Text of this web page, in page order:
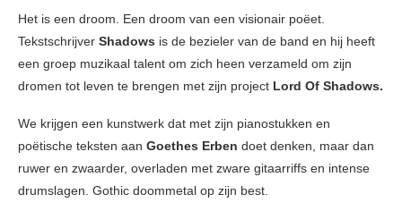
Het is een droom. Een droom van een visionair poëet.
Tekstschrijver Shadows is de bezieler van de band en hij heeft
een groep muzikaal talent om zich heen verzameld om zijn
dromen tot leven te brengen met zijn project Lord Of Shadows.
We krijgen een kunstwerk dat met zijn pianostukken en
poëtische teksten aan Goethes Erben doet denken, maar dan
ruwer en zwaarder, overladen met zware gitaarriffs en intense
drumslagen. Gothic doommetal op zijn best.